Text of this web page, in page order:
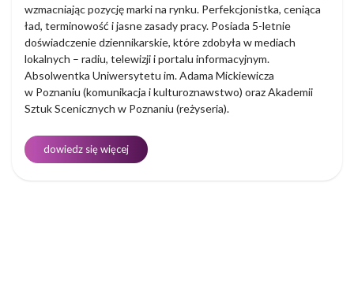
wzmacniając pozycję marki na rynku. Perfekcjonistka, ceniąca
ład, terminowość i jasne zasady pracy. Posiada 5-letnie
doświadczenie dziennikarskie, które zdobyła w mediach
lokalnych – radiu, telewizji i portalu informacyjnym.
Absolwentka Uniwersytetu im. Adama Mickiewicza
w Poznaniu (komunikacja i kulturoznawstwo) oraz Akademii
Sztuk Scenicznych w Poznaniu (reżyseria).
dowiedz się więcej